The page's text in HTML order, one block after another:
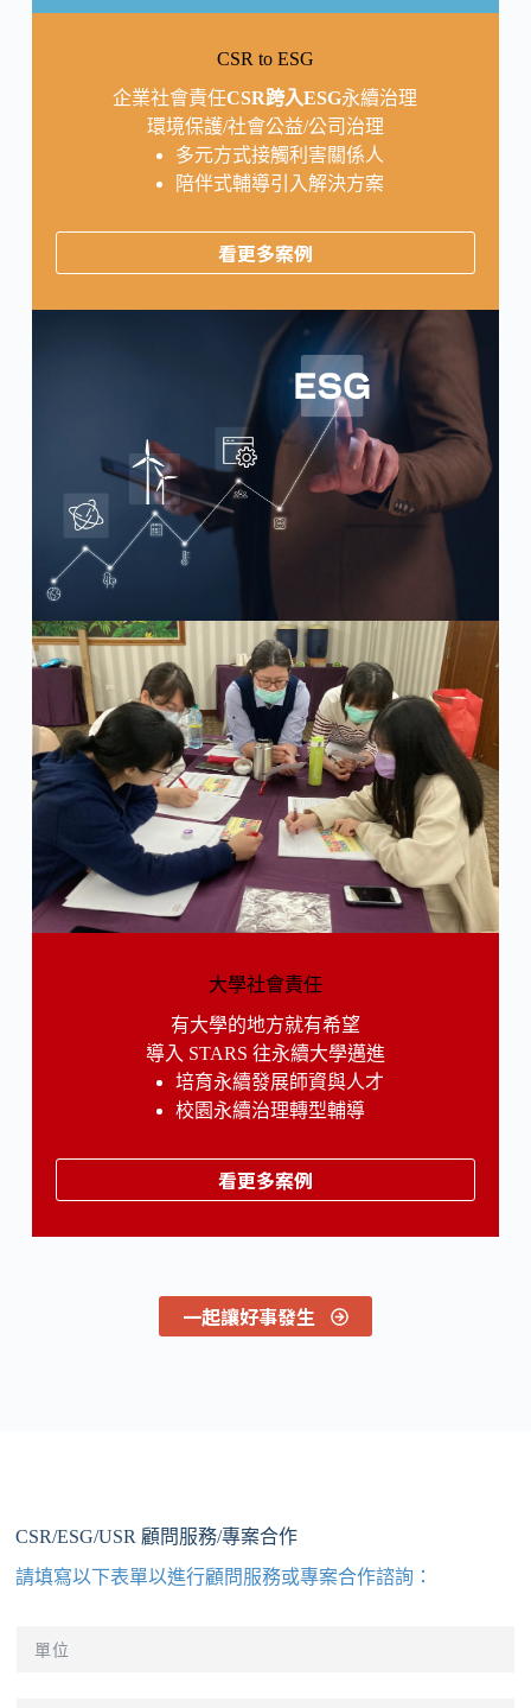
CSR to ESG
企業社會責任CSR跨入ESG永續治理
環境保護/社會公益/公司治理
多元方式接觸利害關係人
陪伴式輔導引入解決方案
看更多案例
大學社會責任
有大學的地方就有希望
導入 STARS 往永續大學邁進
培育永續發展師資與人才
校園永續治理轉型輔導
看更多案例
一起讓好事發生
CSR/ESG/USR 顧問服務/專案合作
請填寫以下表單以進行顧問服務或專案合作諮詢：